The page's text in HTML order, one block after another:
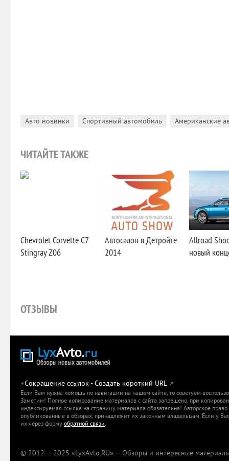
Авто новинки Спортивный автомобиль Американские
ЧИТАЙТЕ ТАКЖЕ
Chevrolet Corvette C7
Stingray Z06
Автосалон в Детройте
2014
Allroad
новый
ОТЗЫВЫ
Александр
Крутой спорт кар
Крутой спорт кар
⚡Сокращение ссылок - Создать короткий URL ↗
Если Вам нужна помощь по навигации на нашем сайте, то советуем
Заметим! Полное копирование материалов с сайта запрещено, при
индексируемая ссылка на страницу материала обязательна! Авторское
опубликованные в обзорах, принадлежит их законным владельцам. Если у
их через форму обратной связи.
© 2012 — 2025 «LyxAvto.RU» — Обзоры и интересные